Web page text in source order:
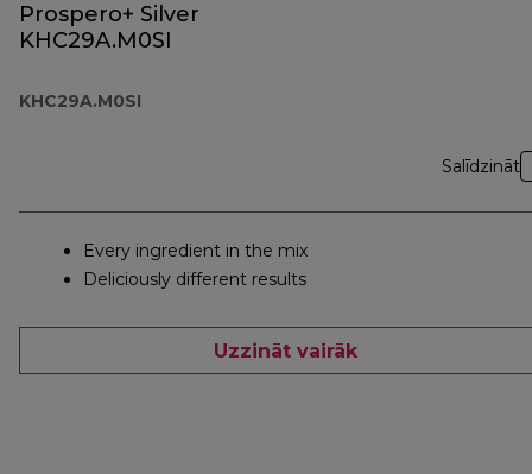
Prospero+ Silver
KHC29A.M0SI
KHC29A.M0SI
Salīdzināt
Every ingredient in the mix
Deliciously different results
Uzzināt vairāk